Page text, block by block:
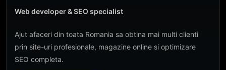
Web developer & SEO specialist
Ajut afaceri din toata Romania sa obtina mai multi clienti
prin site-uri profesionale, magazine online si optimizare
SEO completa.